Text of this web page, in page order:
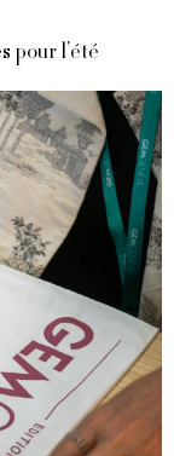
pour l’été